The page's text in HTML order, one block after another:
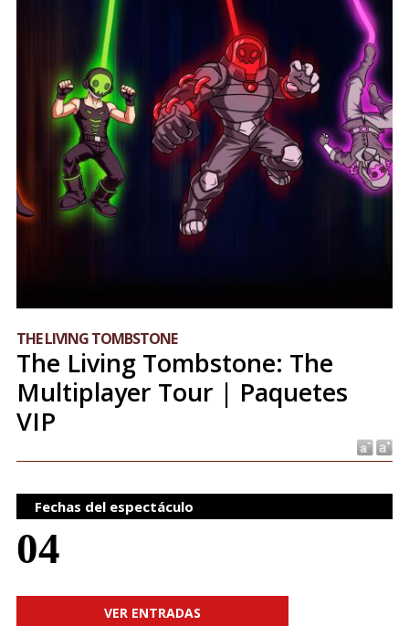
THE LIVING TOMBSTONE
The Living Tombstone: The
Multiplayer Tour | Paquetes
VIP
Fechas del espectáculo
04
VER ENTRADAS